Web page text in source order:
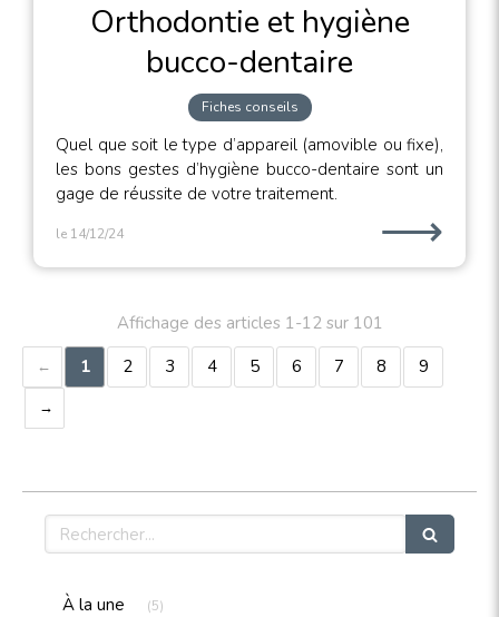
Orthodontie et hygiène
bucco-dentaire
Fiches conseils
Quel que soit le type d’appareil (amovible ou fixe),
les bons gestes d’hygiène bucco-dentaire sont un
gage de réussite de votre traitement.
le 14/12/24 ⟶
Affichage des articles 1-12 sur 101
1
2 3 4 5 6 7 8 9
Rechercher
À la une (5)